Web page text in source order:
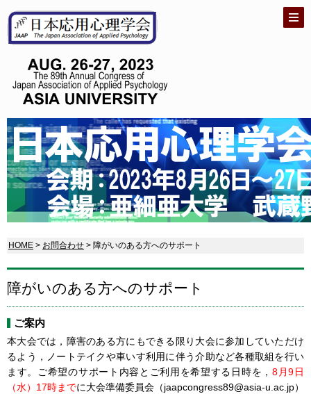
HOME > お問合わせ > 障がいのある方へのサポート
障がいのある方へのサポート
ご案内
本大会では，障害のある方にもできる限り大会に参加していただけ
るよう，ノートテイクや車いす利用に伴う介助など各種取組を行い
ます。ご希望のサポート内容とご利用を希望する日時を， 8月9日
（水）17時までに大会準備委員会（jaapcongress89@asia-u.ac.jp）